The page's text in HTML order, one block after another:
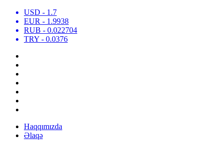
USD - 1.7
EUR - 1.9938
RUB - 0.022704
TRY - 0.0376
Haqqımızda
Əlaqə